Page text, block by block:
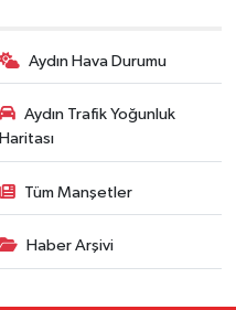
Aydın Hava Durumu
Aydın Trafik Yoğunluk
Haritası
Tüm Manşetler
Haber Arşivi